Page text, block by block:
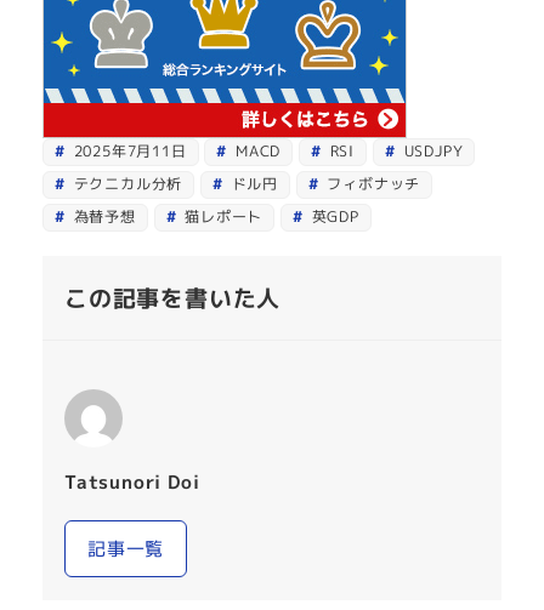
2025年7月11日 MACD RSI
USDJPY
テクニカル分析
ドル円
フィボナッチ
為替予想
猫レポート 英GDP
この記事を書いた人
Tatsunori Doi
記事一覧